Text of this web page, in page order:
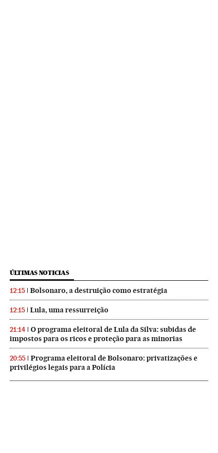
ÚLTIMAS NOTICIAS
12:15 Bolsonaro, a destruição como estratégia
12:15 Lula, uma ressurreição
21:14
O programa eleitoral de Lula da Silva: subidas de
impostos para os ricos e proteção para as minorias
20:55
Programa eleitoral de Bolsonaro: privatizações e
privilégios legais para a Polícia